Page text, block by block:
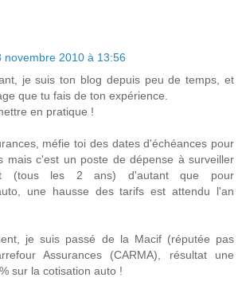
novembre 2010 à 13:56
je suis ton blog depuis peu de temps, et
que tu fais de ton expérience.
en pratique !
méfie toi des dates d'échéances pour
mais c'est un poste de dépense à surveiller
(tous les 2 ans) d'autant que pour
une hausse des tarifs est attendu l'an
je suis passé de la Macif (réputée pas
Assurances (CARMA), résultat une
sur la cotisation auto !